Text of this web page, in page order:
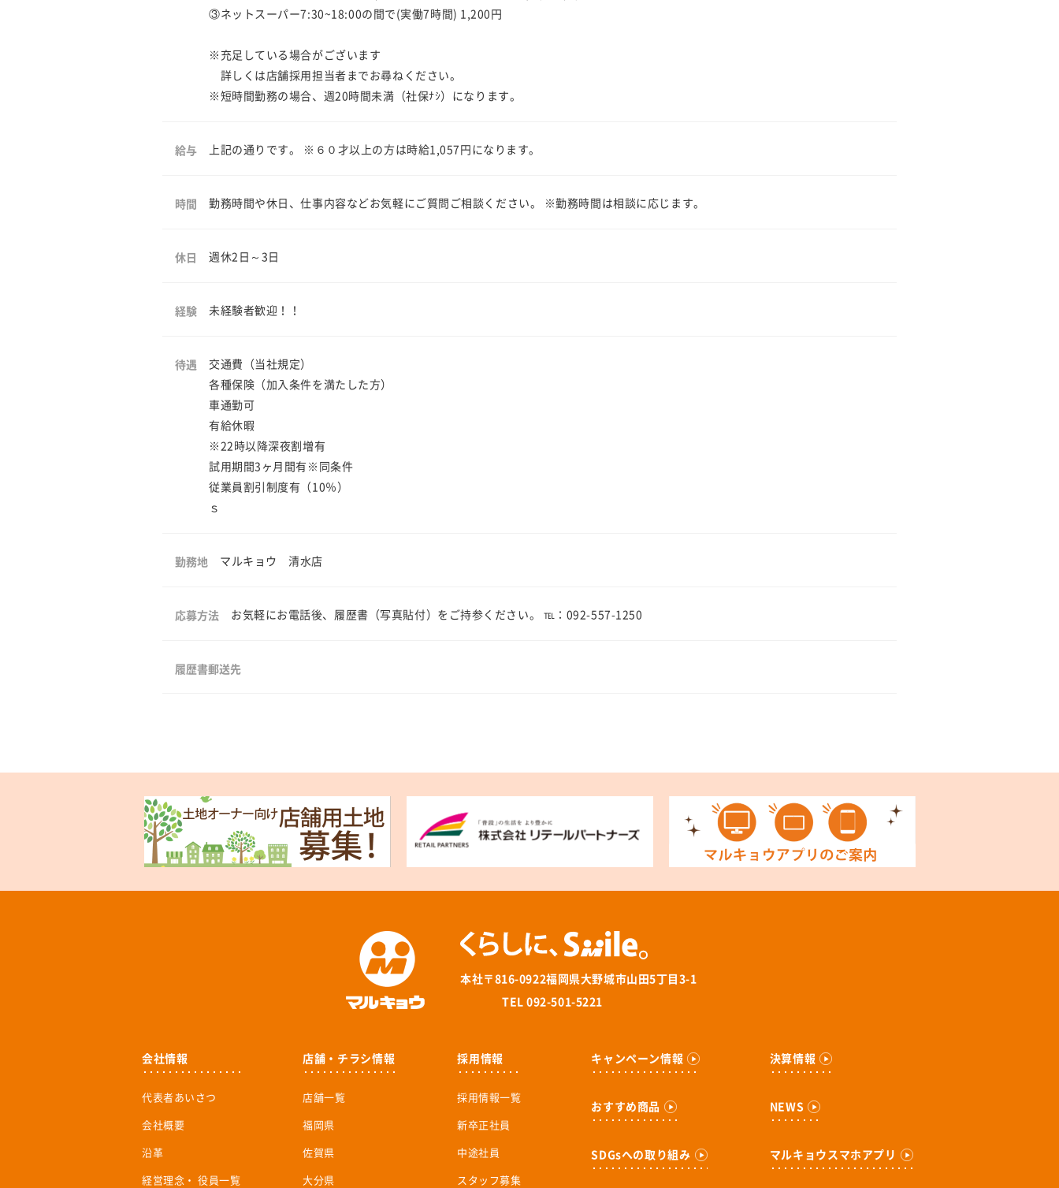
③ネットスーパー7:30~18:00の間で(実働7時間) 1,200円
※充足している場合がございます
詳しくは店舗採用担当者までお尋ねください。
※短時間勤務の場合、週20時間未満（社保ﾅｼ）になります。
給与 上記の通りです。 ※６０才以上の方は時給1,057円になります。
時間 勤務時間や休日、仕事内容などお気軽にご質問ご相談ください。 ※勤務時間は相談に応じます。
休日 週休2日～3日
経験 未経験者歓迎！！
待遇
交通費（当社規定）
各種保険（加入条件を満たした方）
車通勤可
有給休暇
※22時以降深夜割増有
試用期間3ヶ月間有※同条件
従業員割引制度有（10％）
ｓ
勤務地 マルキョウ 清水店
応募方法 お気軽にお電話後、履歴書（写真貼付）をご持参ください。 ℡：092-557-1250
履歴書郵送先
本社〒816-0922福岡県大野城市山田5丁目3-1
TEL 092-501-5221
会社情報
代表者あいさつ
会社概要
沿革
経営理念・ 役員一覧
店舗・チラシ情報
店舗一覧
福岡県
佐賀県
大分県
採用情報
採用情報一覧
新卒正社員
中途社員
スタッフ募集
キャンペーン情報
おすすめ商品
SDGsへの取り組み
決算情報
NEWS
マルキョウスマホアプリ